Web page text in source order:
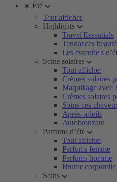
☀️ Été
Tout afficher
Highlights
Travel Essentials
Tendances
Les essentiels
Soins solaires
Tout afficher
Crèmes solaires
Maquillage avec
Crèmes solaires
Soins des
Après-soleils
Autobronzant
Parfums d’été
Tout afficher
Parfums femme
Parfums homme
Brume corporelle
Soins